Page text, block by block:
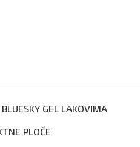
GEL LAKOVIMA
PLOČE